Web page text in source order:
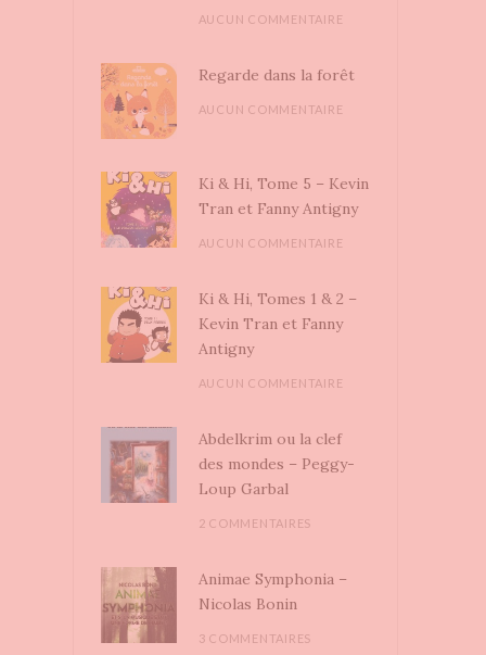
AUCUN COMMENTAIRE
Regarde dans la forêt
AUCUN COMMENTAIRE
Ki & Hi, Tome 5 – Kevin
Tran et Fanny Antigny
AUCUN COMMENTAIRE
Ki & Hi, Tomes 1 & 2 –
Kevin Tran et Fanny
Antigny
AUCUN COMMENTAIRE
Abdelkrim ou la clef
des mondes – Peggy-
Loup Garbal
2 COMMENTAIRES
Animae Symphonia –
Nicolas Bonin
3 COMMENTAIRES